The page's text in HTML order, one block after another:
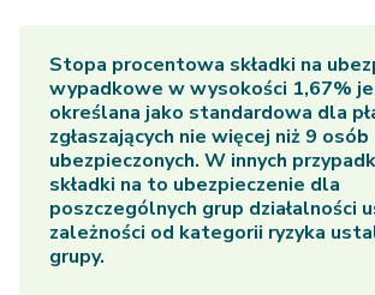
Stopa procentowa składki na
wypadkowe w wysokości 1,67%
określana jako standardowa dla
zgłaszających nie więcej niż 9 osób
ubezpieczonych. W innych
składki na to ubezpieczenie dla
poszczególnych grup działalności
zależności od kategorii ryzyka
grupy.